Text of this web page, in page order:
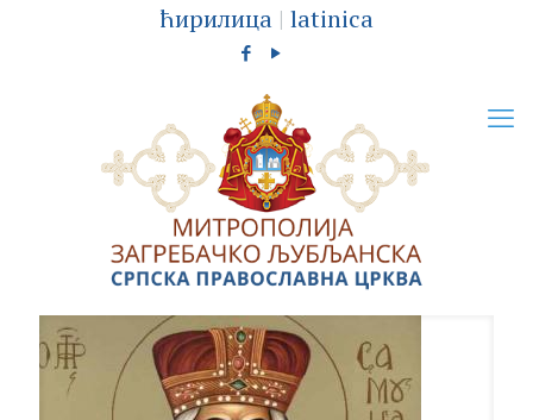
ћирилица | latinica